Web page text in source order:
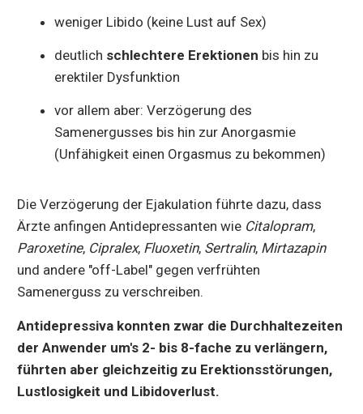
weniger Libido (keine Lust auf Sex)
deutlich schlechtere Erektionen bis hin zu
erektiler Dysfunktion
vor allem aber: Verzögerung des
Samenergusses bis hin zur Anorgasmie
(Unfähigkeit einen Orgasmus zu bekommen)
Die Verzögerung der Ejakulation führte dazu, dass
Ärzte anfingen Antidepressanten wie Citalopram,
Paroxetine, Cipralex, Fluoxetin, Sertralin, Mirtazapin
und andere "off-Label" gegen verfrühten
Samenerguss zu verschreiben.
Antidepressiva konnten zwar die Durchhaltezeiten
der Anwender um's 2- bis 8-fache zu verlängern,
führten aber gleichzeitig zu Erektionsstörungen,
Lustlosigkeit und Libidoverlust.